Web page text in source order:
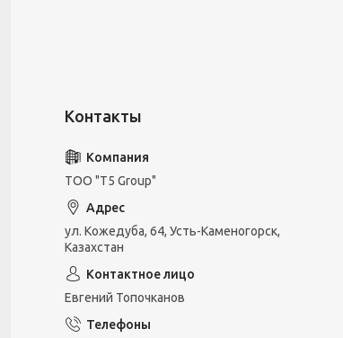
ТОО "T5 Group"
ул. Кожедуба, 64, Усть-Каменогорск,
Казахстан
Евгений Топочканов